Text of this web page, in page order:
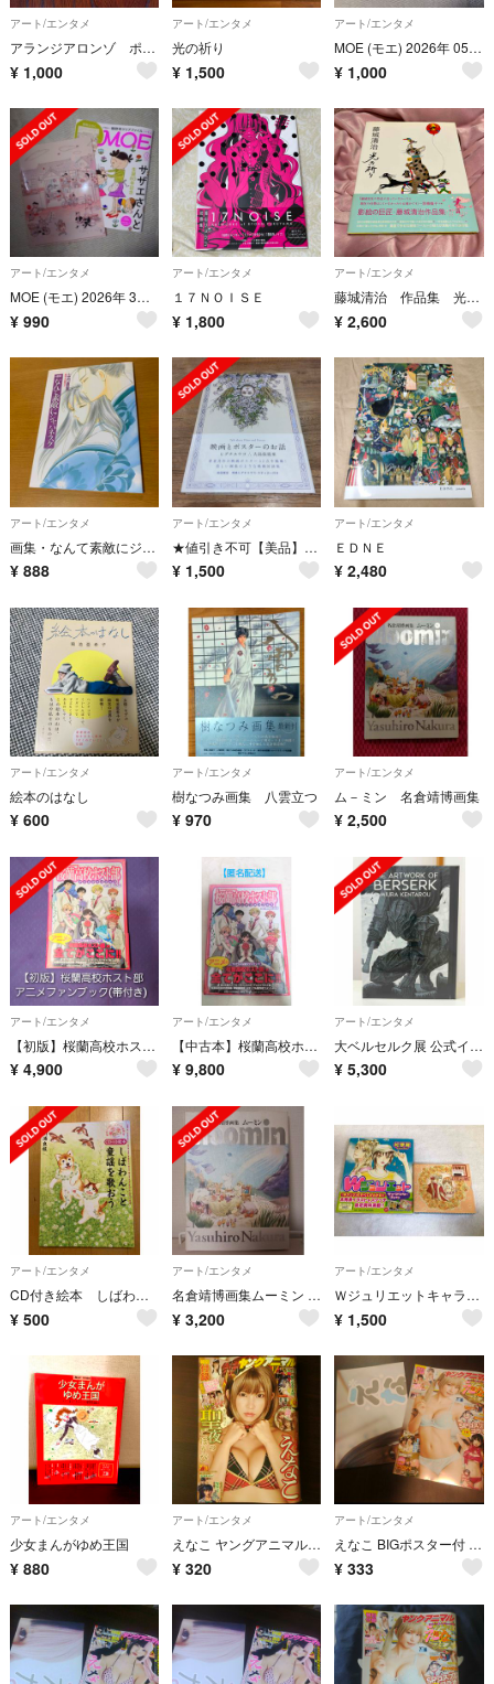
アート/エンタメ
アランジアロンゾ ポストカードブック
¥ 1,000
アート/エンタメ
光の祈り
¥ 1,500
アート/エンタメ
MOE (モエ) 2026年 05月号 [雑誌]
¥ 1,000
アート/エンタメ
MOE (モエ) 2026年 3月号 サザエさん 長谷川町子
¥ 990
アート/エンタメ
１７ＮＯＩＳＥ
¥ 1,800
アート/エンタメ
藤城清治 作品集 光の祈り
¥ 2,600
アート/エンタメ
画集・なんて素敵にジャパネスク
¥ 888
アート/エンタメ
★値引き不可【美品】映画とポスターのお話
¥ 1,500
アート/エンタメ
ＥＤＮＥ
¥ 2,480
アート/エンタメ
絵本のはなし
¥ 600
アート/エンタメ
樹なつみ画集 八雲立つ
¥ 970
アート/エンタメ
ム－ミン 名倉靖博画集
¥ 2,500
アート/エンタメ
【初版】桜蘭高校ホスト部 アニメファンブック(帯付き)
¥ 4,900
アート/エンタメ
【中古本】桜蘭高校ホスト部アニメファンブック
¥ 9,800
アート/エンタメ
大ベルセルク展 公式イラストレーションブック 図録 シュリンク付き
¥ 5,300
アート/エンタメ
CD付き絵本 しばわんこと童謡を歌おう
¥ 500
アート/エンタメ
名倉靖博画集ムーミン (MOE BOOKS) ムーミン画集
¥ 3,200
アート/エンタメ
Ｗジュリエットキャラクターブック + ドラマCD 2点セット
¥ 1,500
アート/エンタメ
少女まんがゆめ王国
¥ 880
アート/エンタメ
えなこ ヤングアニマル 24号 付録応募券無
¥ 320
アート/エンタメ
えなこ BIGポスター付 ヤングアニマル 16号 応募券無
¥ 333